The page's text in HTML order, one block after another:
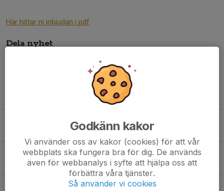
Här hittar ni inbjudan i pdf
Dela nyhet
27 jun, 11:23 0
Älta IF Fotboll Nyhetsbrev juni 2026
24 jun, 15:06 0
Uppstartscamp v 33 Anmäl senast 1/8!
Godkänn kakor
Vi använder oss av kakor (cookies) för att vår
webbplats ska fungera bra för dig. De används
även för webbanalys i syfte att hjälpa oss att
förbättra våra tjänster.
Så använder vi cookies